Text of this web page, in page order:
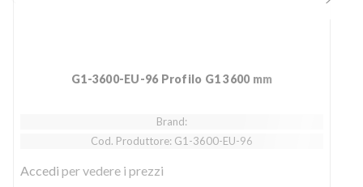
G1-3600-EU-96 Profilo G1 3600 mm
Brand:
Cod. Produttore: G1-3600-EU-96
Accedi per vedere i prezzi